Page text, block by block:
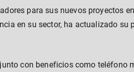
para sus nuevos proyectos
en su sector, ha actualizado su
con beneficios como teléfono